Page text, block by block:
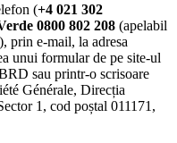
(+4 021 302
0800 802 208 (apelabil
prin e-mail, la adresa
unui formular de pe site-ul
sau printr-o scrisoare
Générale, Direcția
1, cod poștal 011171,